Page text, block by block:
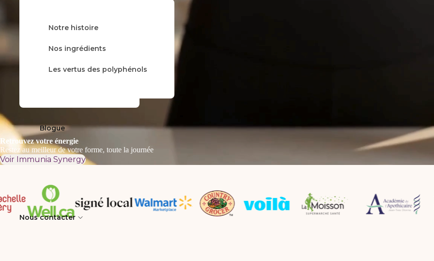
Notre histoire
Nos ingrédients
Les vertus des polyphénols
Blogue
Nous contacter
Retrouvez votre énergie
Restez au meilleur de votre forme, toute la journée
Voir Immunia Synergy